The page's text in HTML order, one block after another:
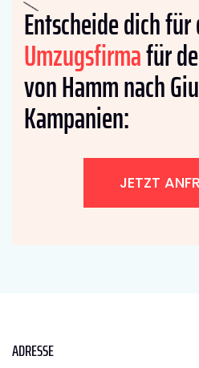
Entscheide dich
Umzugsfirmafür
von Hamm nach
Kampanien:
JETZT
ADRESSE